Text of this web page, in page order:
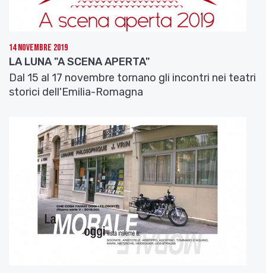
14 Novembre 2019
LA LUNA "A SCENA APERTA"
Dal 15 al 17 novembre tornano gli incontri nei teatri
storici dell'Emilia-Romagna